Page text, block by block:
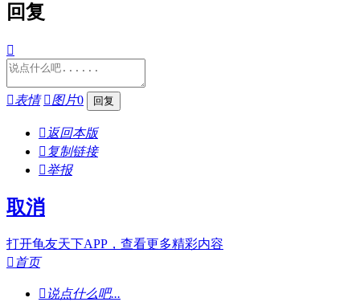
回复

表情 图片0
 返回本版
 复制链接
举报
取消
打开龟友天下APP，查看更多精彩内容
 首页
说点什么吧...